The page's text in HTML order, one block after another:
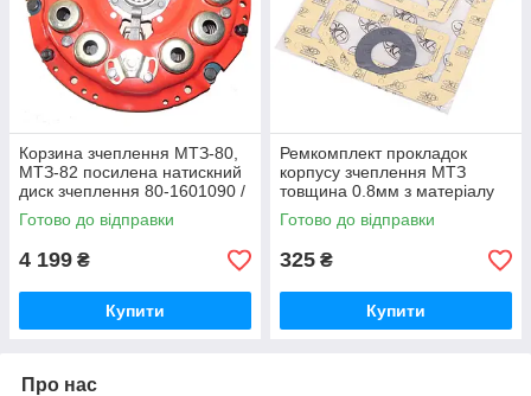
Корзина зчеплення МТЗ-80,
МТЗ-82 посилена натискний
диск зчеплення 80-1601090 /
80-1601090-А
Готово до відправки
4 199 ₴
Купити
Ремкомплект прокладок
корпусу зчеплення МТЗ
товщина 0.8мм з матеріалу
AEROFLEX-231 (вир-во
Україна) Р/к прокладок
Готово до відправки
325 ₴
Купити
Про нас